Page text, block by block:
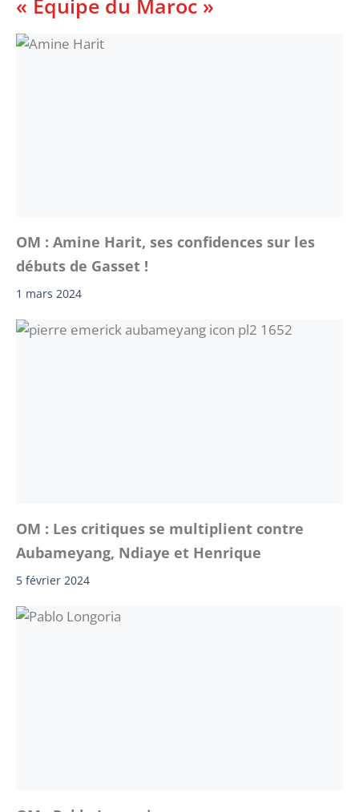
OM : Amine Harit, ses confidences sur les
débuts de Gasset !
1 mars 2024
OM : Les critiques se multiplient contre
Aubameyang, Ndiaye et Henrique
5 février 2024